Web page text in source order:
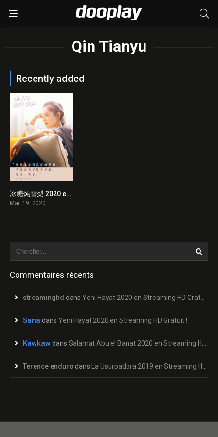
Qin Tianyu
Recently added
0冰糖炖雪梨 2020 en Streaming HD Gratuit !
Mar. 19, 2020
Commentaires récents
streaminghd dans Yeni Hayat 2020 en Streaming HD Gratuit !
Sana dans Yeni Hayat 2020 en Streaming HD Gratuit !
Kawkaw dans Salamat Abu el Banat 2020 en Streaming HD Gratuit !
Terence enduro dans La Usurpadora 2019 en Streaming HD Gratuit !